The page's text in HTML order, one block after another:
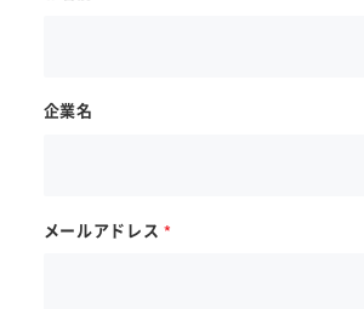
企業名
メールアドレス